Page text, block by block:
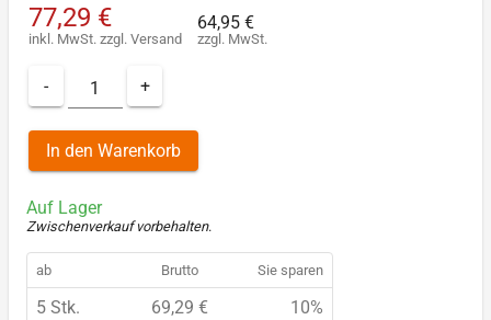
77,29 €
inkl. MwSt. zzgl. Versand
64,95 €
zzgl. MwSt.
- +
In den Warenkorb
Auf Lager
Zwischenverkauf vorbehalten.
ab Brutto Sie sparen
5 Stk. 69,29 €
10%